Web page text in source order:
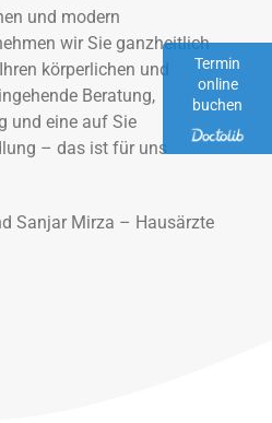
und modern
wir Sie ganzheitlich
körperlichen und
Beratung,
und eine auf Sie
– das ist für uns
Sanjar Mirza – Hausärzte
Termin
online
buchen